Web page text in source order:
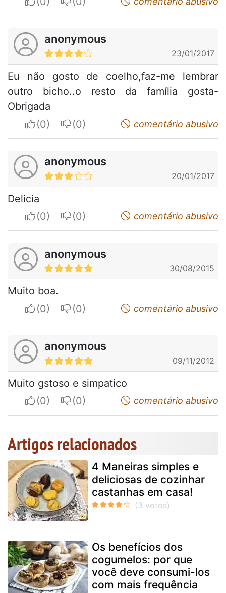
anonymous
23/01/2017
Eu não gosto de coelho,faz-me lembrar
outro bicho..o resto da família gosta-
Obrigada
I apreciateI do not appreciatecomentário abusivo
anonymous
20/01/2017
Delicia
I apreciateI do not appreciatecomentário abusivo
anonymous
30/08/2015
Muito boa.
I apreciateI do not appreciatecomentário abusivo
anonymous
09/11/2012
Muito gstoso e simpatico
I apreciateI do not appreciatecomentário abusivo
Artigos relacionados
4 Maneiras simples e
deliciosas de cozinhar
castanhas em casa!
Os benefícios dos
cogumelos: por que
você deve consumi-los
com mais frequência